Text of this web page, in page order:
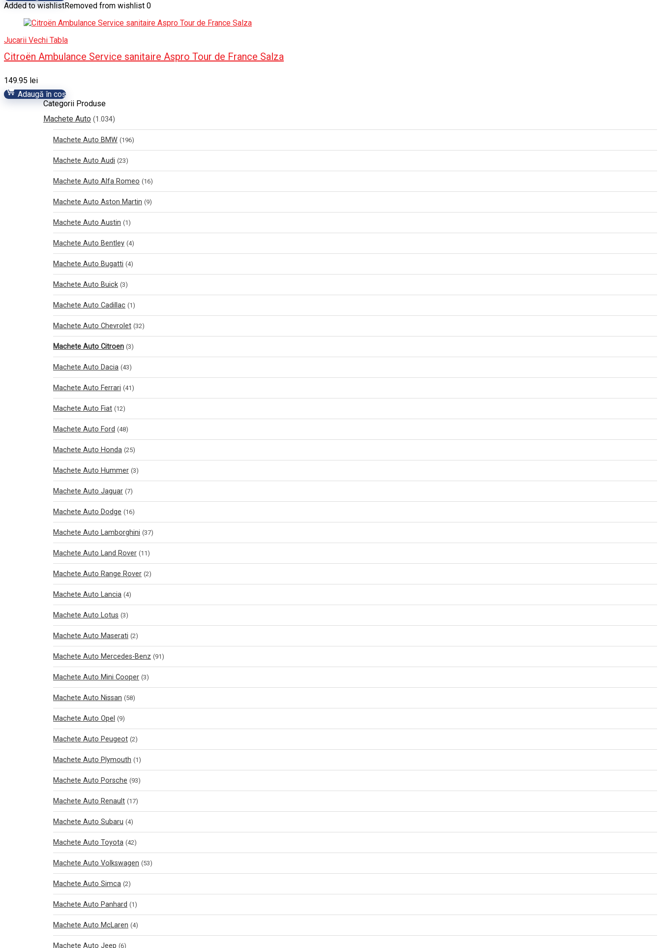
Added to wishlistRemoved from wishlist 0
Jucarii Vechi Tabla
Citroën Ambulance Service sanitaire Aspro Tour de France Salza
149.95 lei
Adaugă în coș
Categorii Produse
Machete Auto (1.034)
Machete Auto BMW (196)
Machete Auto Audi (23)
Machete Auto Alfa Romeo (16)
Machete Auto Aston Martin (9)
Machete Auto Austin (1)
Machete Auto Bentley (4)
Machete Auto Bugatti (4)
Machete Auto Buick (3)
Machete Auto Cadillac (1)
Machete Auto Chevrolet (32)
Machete Auto Citroen (3)
Machete Auto Dacia (43)
Machete Auto Ferrari (41)
Machete Auto Fiat (12)
Machete Auto Ford (48)
Machete Auto Honda (25)
Machete Auto Hummer (3)
Machete Auto Jaguar (7)
Machete Auto Dodge (16)
Machete Auto Lamborghini (37)
Machete Auto Land Rover (11)
Machete Auto Range Rover (2)
Machete Auto Lancia (4)
Machete Auto Lotus (3)
Machete Auto Maserati (2)
Machete Auto Mercedes-Benz (91)
Machete Auto Mini Cooper (3)
Machete Auto Nissan (58)
Machete Auto Opel (9)
Machete Auto Peugeot (2)
Machete Auto Plymouth (1)
Machete Auto Porsche (93)
Machete Auto Renault (17)
Machete Auto Subaru (4)
Machete Auto Toyota (42)
Machete Auto Volkswagen (53)
Machete Auto Simca (2)
Machete Auto Panhard (1)
Machete Auto McLaren (4)
Machete Auto Jeep (6)